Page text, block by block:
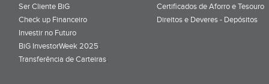
Ser Cliente BiG
Check up Financeiro
Investir no Futuro
BiG InvestorWeek 2025;
Transferência de Carteiras;
Certificados de Aforro e Tesouro
Direitos e Deveres - Depósitos